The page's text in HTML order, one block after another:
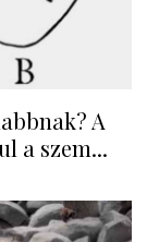
A
a szem...